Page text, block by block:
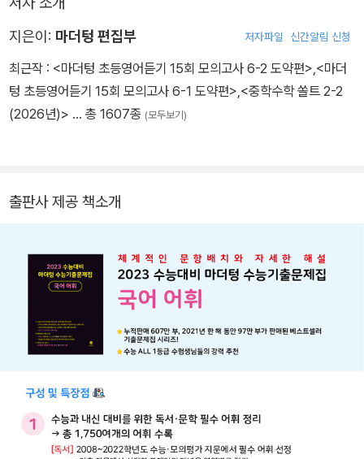
지은이: 마더텅 편집부 저자파일 신간알림 신청
최근작 : <마더텅 초등영어듣기 15회 모의고사 6-2 도약편>,<마더
텅 초등영어듣기 15회 모의고사 6-1 도약편>,<중학수학 쏠트 2-2
(2026년)> … 총 1607종 (모두보기)
출판사 제공 책소개